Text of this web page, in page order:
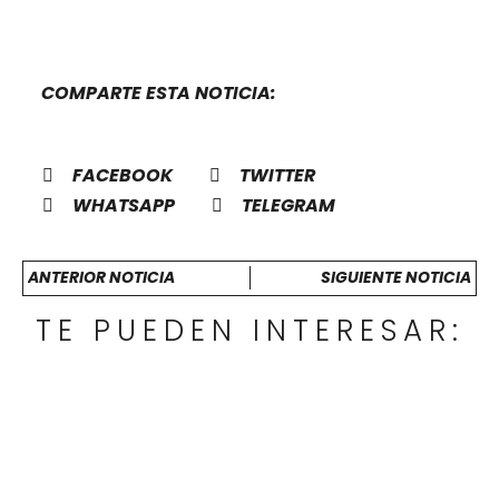
COMPARTE ESTA NOTICIA:
FACEBOOK
TWITTER
WHATSAPP
TELEGRAM
ANTERIOR NOTICIA SIGUIENTE NOTICIA
TE PUEDEN INTERESAR: